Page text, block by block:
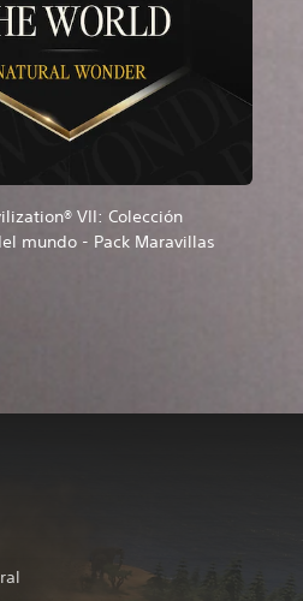
VII: Colección
mundo - Pack Maravillas